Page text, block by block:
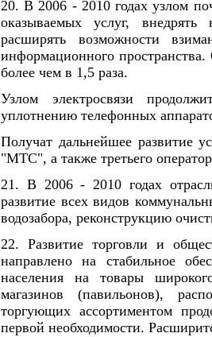
20. В 2006 - 2010 годах узлом
оказываемых услуг,
расширять возможности
информационного
более чем в 1,5 раза.
Узлом электросвязи
уплотнению телефонных
Получат дальнейшее развитие
"МТС", а также третьего
21. В 2006 - 2010 годах
развитие всех видов
водозабора, реконструкцию
22. Развитие торговли и
направлено на стабильное
населения на товары
магазинов (павильонов),
торгующих ассортиментом
первой необходимости.